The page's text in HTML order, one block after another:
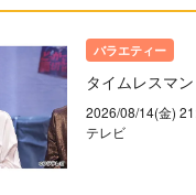
バラエティー
タイムレスマン
2026/08/14(金)
テレビ